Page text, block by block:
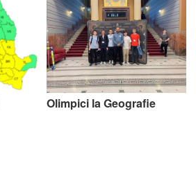
Olimpici la Geografie